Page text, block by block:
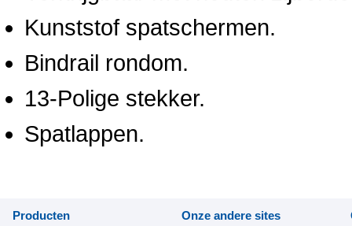
Kunststof spatschermen.
Bindrail rondom.
13-Polige stekker.
Spatlappen.
Producten Onze andere sites